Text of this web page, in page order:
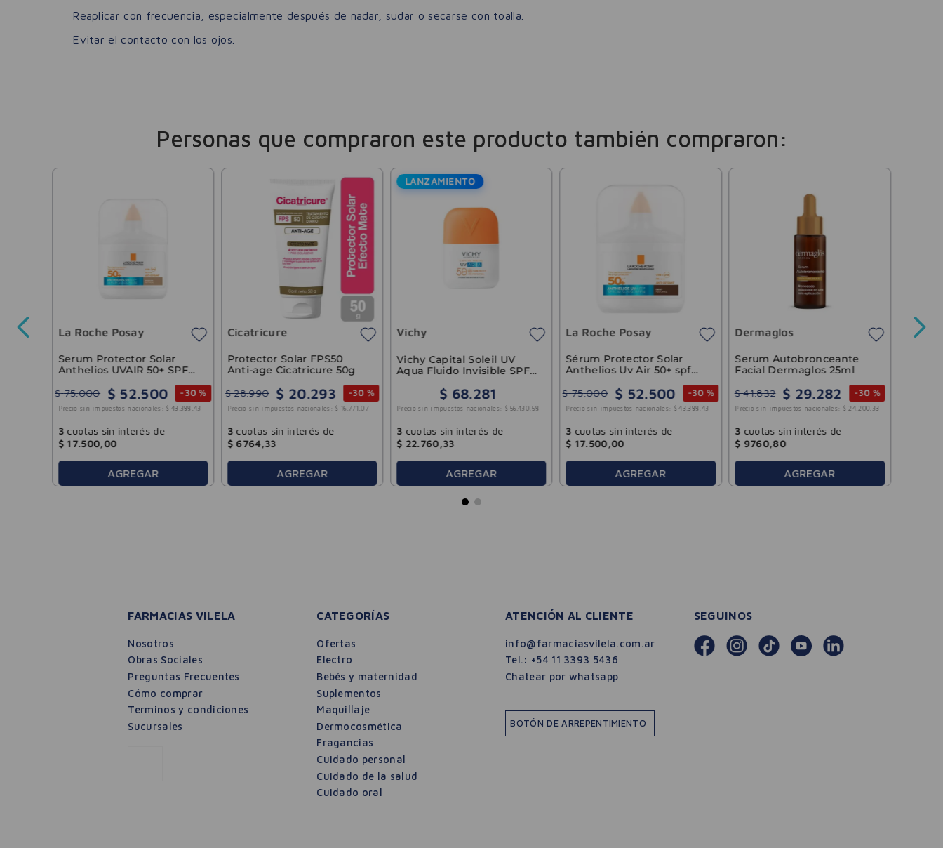
Reaplicar con frecuencia, especialmente después de nadar, sudar o secarse con toalla.
Evitar el contacto con los ojos.
Personas que compraron este producto también compraron:
La Roche Posay
Serum Protector Solar
Anthelios UVAIR 50+ SPF
Posay 50ml
$ 75.000 $ 52.500 -30 %
Precio sin impuestos nacionales: $ 43 .388 ,43
3 cuotas sin interés de
$ 17.500, 00
AGREGAR
Cicatricure
Protector Solar FPS50
Anti-age Cicatricure 50g
$ 28.990 $ 20.293 -30 %
Precio sin impuestos nacionales: $ 16 .771 ,07
3 cuotas sin interés de
$ 6764 33
AGREGAR
LANZAMIENTO
Vichy
Vichy Capital Soleil UV
Aqua Fluido Invisible SPF
$ 68.281
Precio sin impuestos nacionales: $ 56 .430 58
3 cuotas sin interés de
$ 22.760, 33
AGREGAR
La Roche Posay
Sérum Protector Solar
Anthelios Uv Air 50+ spf
Posay 50g
$ 75.000 $ 52.500 -30 %
Precio sin impuestos nacionales: $ 43 .388 , 43
3 cuotas sin interés de
$ 17.500,00
AGREGAR
Dermaglos
Serum Autobronceante
Facial Dermaglos 25ml
$ 41.832 $ 29.282 -30 %
Precio sin impuestos nacionales: $ 24.200 , 33
3 cuotas sin interés de
$ 9760,80
AGREGAR
FARMACIAS VILELA
Nosotros
Obras Sociales
Preguntas Frecuentes
Cómo comprar
Terminos y condiciones
Sucursales
CATEGORÍAS
Ofertas
Electro
Bebés y maternidad
Suplementos
Maquillaje
Dermocosmética
Fragancias
Cuidado personal
Cuidado de la salud
Cuidado oral
ATENCIÓN AL CLIENTE
info@farmaciasvilela.com.ar
Tel.: +54 11 3393 5436
Chatear por whatsapp
BOTÓN DE ARREPENTIMIENTO
SEGUINOS